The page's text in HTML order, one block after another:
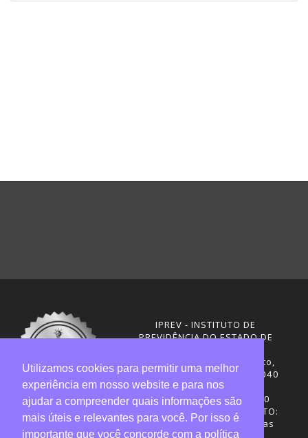
IPREV - INSTITUTO DE
PREVIDÊNCIA DO ESTADO DE
Rua Visconde de Ouro Preto,
291 – Centro - CEP: 88020-040
Florianópolis - SC
Telefones: (48) 3665-4600
HORÁRIO DE FUNCIONAMENTO:
Central de Atendimento: das
Utilizamos cookies para permitir uma melhor
experiência em nosso website e para nos
ajudar a compreender quais informações são
mais úteis e relevantes para você. Por isso é
importante que você concorde com a política